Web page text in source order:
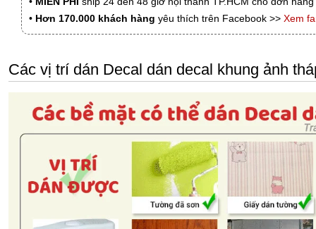
• Hơn 170.000 khách hàng yêu thích trên Facebook >> Xem
Các vị trí dán Decal dán decal khung ảnh